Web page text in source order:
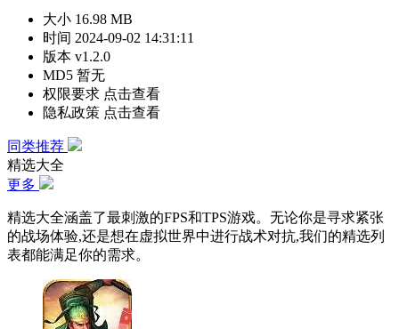
大小 16.98 MB
时间 2024-09-02 14:31:11
版本 v1.2.0
MD5 暂无
权限要求 点击查看
隐私政策 点击查看
同类推荐
精选大全
更多
精选大全涵盖了最刺激的FPS和TPS游戏。无论你是寻求紧张
的战场体验,还是想在虚拟世界中进行战术对抗,我们的精选列
表都能满足你的需求。